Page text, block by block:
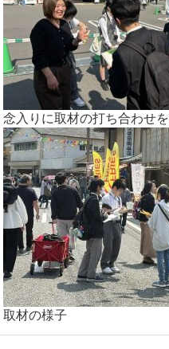
念入りに取材の打ち合わせを
取材の様子